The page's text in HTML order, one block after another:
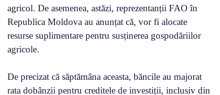
agricol. De asemenea, astăzi, reprezentanții FAO în
Republica Moldova au anunțat că, vor fi alocate
resurse suplimentare pentru susținerea gospodăriilor
agricole.
De precizat că săptămâna aceasta, băncile au majorat
rata dobânzii pentru creditele de investiții, inclusiv din